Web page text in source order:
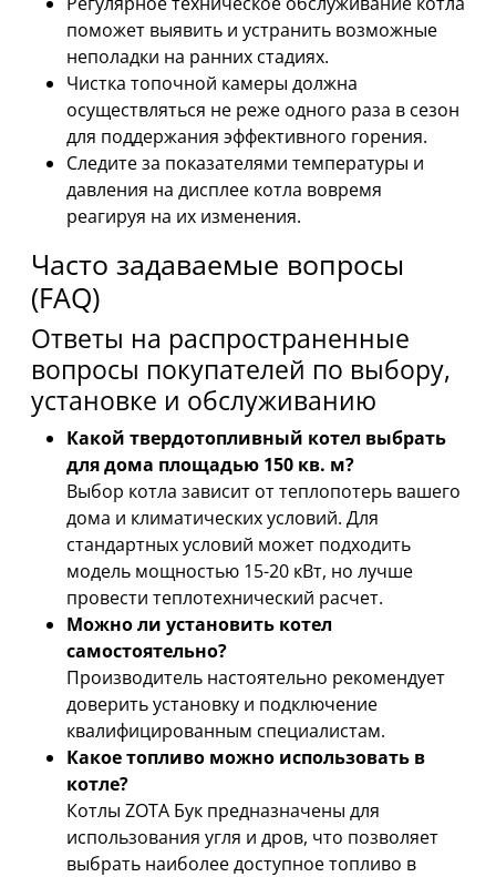
поможет выявить и устранить возможные
неполадки на ранних стадиях.
Чистка топочной камеры должна
осуществляться не реже одного раза в сезон
для поддержания эффективного горения.
Следите за показателями температуры и
давления на дисплее котла вовремя
реагируя на их изменения.
Часто задаваемые вопросы
(FAQ)
Ответы на распространенные
вопросы покупателей по выбору,
установке и обслуживанию
Какой твердотопливный котел выбрать
для дома площадью 150 кв. м?
Выбор котла зависит от теплопотерь вашего
дома и климатических условий. Для
стандартных условий может подходить
модель мощностью 15-20 кВт, но лучше
провести теплотехнический расчет.
Можно ли установить котел
самостоятельно?
Производитель настоятельно рекомендует
доверить установку и подключение
квалифицированным специалистам.
Какое топливо можно использовать в
котле?
Котлы ZOTA Бук предназначены для
использования угля и дров, что позволяет
выбрать наиболее доступное топливо в